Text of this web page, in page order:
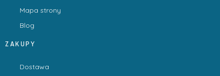
Mapa strony
Blog
ZAKUPY
Dostawa